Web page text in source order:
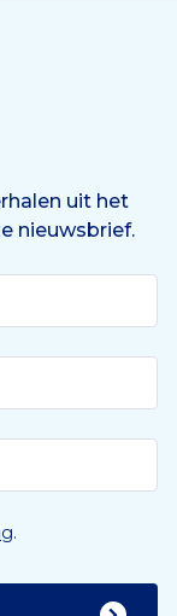
uit het
nieuwsbrief.
.